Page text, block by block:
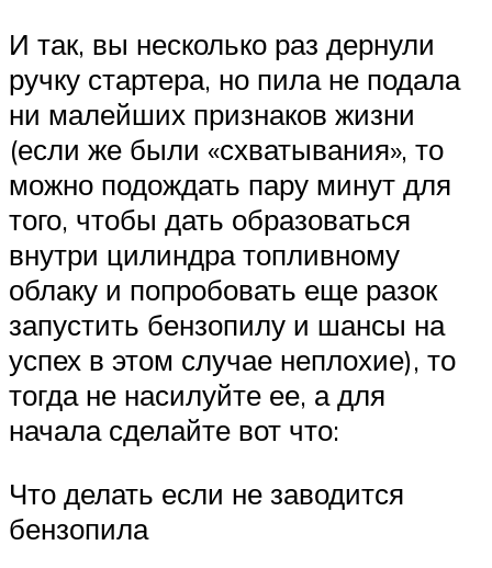
И так, вы несколько раз дернули
ручку стартера, но пила не подала
ни малейших признаков жизни
(если же были «схватывания», то
можно подождать пару минут для
того, чтобы дать образоваться
внутри цилиндра топливному
облаку и попробовать еще разок
запустить бензопилу и шансы на
успех в этом случае неплохие), то
тогда не насилуйте ее, а для
начала сделайте вот что:
Что делать если не заводится
бензопила